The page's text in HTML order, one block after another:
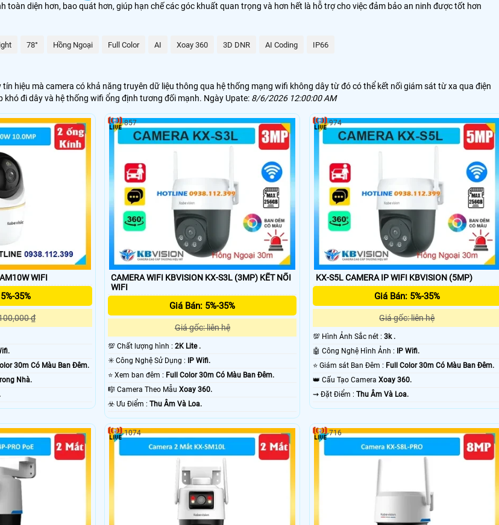
GIÁ LẮP LOẠI CAMERA
1.980.000 VNĐ
cũng có nhiều nơi bán khác nhau tuy nhiên với camera wifi KBvision chính hãng dịch vụ hổ trợ tốt là điều ưu tiên hơn cả giá
KBvision được công ty cửa hàng uy tín bán được bởi liên quan nhiều đến chất lượng sản phẩm , dịch vụ bảo hành và dịch vụ hổ trợ
'
toàn diện hơn, bao quát hơn, giúp hạn chế các góc khuất quan trọng và hơn hết là hỗ trợ cho việc đảm bảo an ninh được tốt hơn
78° Hồng Ngoại Full Color AI Xoay 360 3D DNR AI Coding IP66
hiệu mà camera có khả năng truyên dữ liệu thông qua hệ thống mạng wifi không dây từ đó có thể kết nối giám sát từ xa qua điện
đi dây và hệ thống wifi ổng định tương đối mạnh. Ngày Upate: 8/6/2026 12:00:00 AM
CAMERA WIFI 2 MẮT KX-AM10W WIFI
35%
₫
30m Có Màu Ban Ðêm.
Nhà.
CAMERA WIFI KBVISION KX-S3L (3MP) KẾT NỐI
WIFI
Giá Bán: 5%-35%
Giá gốc: liên hệ
💯 Chất lượng hình :2K Lite .
✳️ Công Nghệ Sử Dụng :
IP Wifi.
⭐ Xem ban đêm : Full Color 30m Có Màu Ban Ðêm.
🎼️ Camera Theo MẫuXoay 360.
️☣️ Ưu Điểm :Thu Âm Và Loa.
857
KX-S5L CAMERA IP WIFI KBVISION (5MP)
Giá Bán: 5%-35%
Giá gốc: liên hệ
💯 Hình Ảnh Sắc nét : 3k .
🤖️ Công Nghệ Hình Ảnh :
IP Wifi.
⭐ Giám sát Ban Đêm : Full Color 30m Có Màu Ban Ðêm.
👑 Cấu Tạo Camera Xoay 360.
️⇝ Đặt Điểm : Thu Âm Và Loa.
974
1074 716